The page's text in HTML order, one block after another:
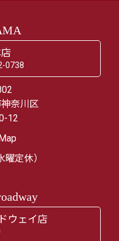
0738
奈川区
12
定休）
ウェイ店